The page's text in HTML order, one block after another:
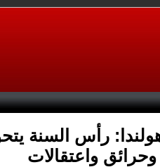
رأس السنة
واعتقالات